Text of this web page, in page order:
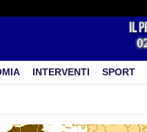
INTERVENTI SPORT